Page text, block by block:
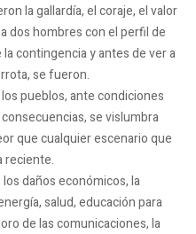
la gallardía, el coraje, el valor
dos hombres con el perfil de
contingencia y antes de ver a
se fueron.
pueblos, ante condiciones
se vislumbra
que cualquier escenario que
reciente.
daños económicos, la
salud, educación para
de las comunicaciones, la